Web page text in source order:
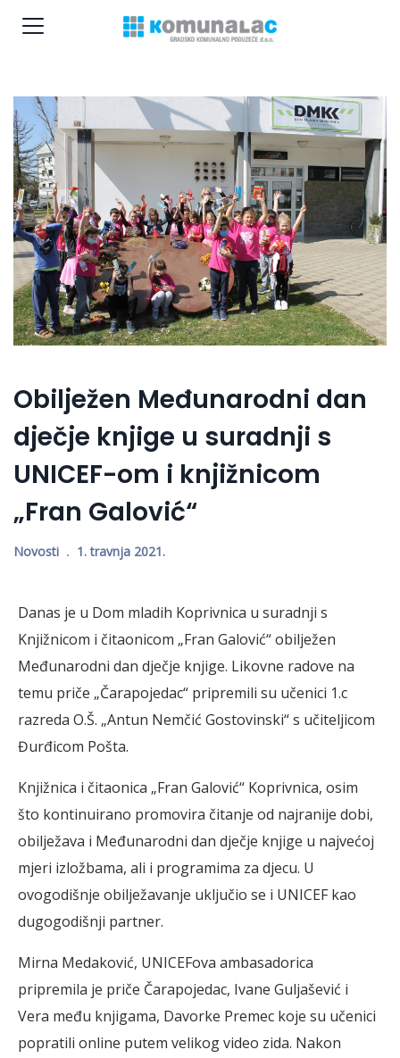
Obilježen Međunarodni dan
dječje knjige u suradnji s
UNICEF-om i knjižnicom
„Fran Galović“
Novosti 1. travnja 2021.
Danas je u Dom mladih Koprivnica u suradnji s
Knjižnicom i čitaonicom „Fran Galović“ obilježen
Međunarodni dan dječje knjige. Likovne radove na
temu priče „Čarapojedac“ pripremili su učenici 1.c
razreda O.Š. „Antun Nemčić Gostovinski“ s učiteljicom
Đurđicom Pošta.
Knjižnica i čitaonica „Fran Galović“ Koprivnica, osim
što kontinuirano promovira čitanje od najranije dobi,
obilježava i Međunarodni dan dječje knjige u najvećoj
mjeri izložbama, ali i programima za djecu. U
ovogodišnje obilježavanje uključio se i UNICEF kao
dugogodišnji partner.
Mirna Medaković, UNICEFova ambasadorica
pripremila je priče Čarapojedac, Ivane Guljašević i
Vera među knjigama, Davorke Premec koje su učenici
popratili online putem velikog video zida. Nakon